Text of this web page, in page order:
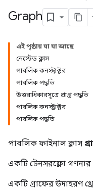
Graph
এই পৃষ্ঠায় যা যা আছে
নেস্টেড ক্লাস
পাবলিক কনস্ট্রাক্টর
পাবলিক পদ্ধতি
উত্তরাধিকারসূত্রে প্রাপ্ত পদ্ধতি
পাবলিক কনস্ট্রাক্টর
পাবলিক পদ্ধতি
পাবলিক ফাইনাল ক্লাস
একটি টেনসরফ্লো গণনার
একটি গ্রাফের উদাহরণ